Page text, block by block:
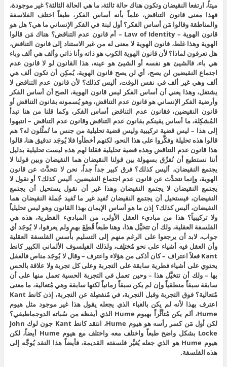
ميتاً، ارتفعا النقيضان وتكون هناك حالة ثالثة، ما هي الحالة الثالثة؟ غير موجودة،
فهذا معنى قانون التناقض، علماً بأنه أساس الفكر، طبعاً اختلف الفلاسفة
والمناطقة وقالوا مَن أساس الفكر؟ أول لبنة في الفكر الإنساني ما هي؟ هل هو
قانون الهوية – Law of Identity – أم قانون عدم التناقض؟ هناك مَن قالوا
الهوية وهذا غلط، قانون الهوية لا معنى له من غير الاستناد إلى قانون التناقض،
هل تعرفون لماذا؟ لأن قانون الهوية الكوب هو ذاته وأنا ذاتي وألف هي ألف وباء
هي باء، فالشيئ هو نفسه أو الشيئ هو عينه، هذا القانون لو لا قانون عدم
اجتماع النقيضين لن يصح، أي لن يصح قانون الهوية، يُمكِن أن تكون ألف هي
ألف وهي غير ألف في نفس الوقت، أليس كذلك؟ لأن قانون عدم التناقض لا
يشتغل، وهذا يعني أن أساس الفكر ليس قانون الهوية، الصح أن أساس الفكر
وأرضية الفكر الإنساني هو قانون عدم التناقض، وهو يُسمونه بقانون التناقض أو
قانون النقيضين، فقانون عدم التناقض أساس الفكر، وكما قلنا من هنا تبدأ
المُشكِلة، ما أساس يقينكم بقانون عدم التناقض وقانون عدم التناقض – انتبهوا
إلى هذا – ليس قضية تركيبية وليس قضية تحليلية من جنس ما تُمثِّلون له؟ هم
قالوا هذه تحليلة وفكَّروا على هذا النحو، لكنهم أخطأوا فلا يُوجَد تدقيق هنا، قالوا
هذا قانون عدم التناقض وهذه قضية تحليلية فقلنا لهم هذه ليست تحليلية بدليل
أننا نستطيع أن نُفرِّق بسهولة بين قولنا النقيضان هما النقيضان وبين قولنا لا
يجتمع النقيضان، أليس كذلك؟ فرق كبير جداً جداً، نحن لا نتحدَّث عن قانون
الهوية، وإنما نتحدَّث عن قانون عدم اجتماع النقيضين، أليس كذلك؟ أو نقول لا
يجتمع النقيضان لا يجتمع النقيضان وهذا غير أن نقول يستحيل أن يجتمع
النقيضان، فيستحيل أن يجتمع النقيضان تُفيد غير ما تُفيد جُملة النقيضان هما
النقيضان، أليس كذلك؟ إذن ما هو أساس الإيمان بهذا القانون وهو ليس تحليلياً
ولا تركيبياً؟ هذا من مباديء العقل الأولى، من المباديء الفطرية، هذه هي
الفلسفة العقلية، ولك أن تتخيَّل هذا، وهنا طبعاً قُطِعَ بهم ولم يعرفوا، لا يُوجَد أي
جواب، لابد أن يرجعوا على الرغم منهم إلى التسليم بأُسس الفلسفة العقلية
وأن العقل فيه أشياء على نحو مُختلِف، ولذلك الفيلسوف الألماني الكبير كانط
Kant فعلاً اعتراف – كان أذكى من هؤلاء واعترف – وقال لا يُوجَد مناص فالعقل
يحتوي على أشياء فطرية سابقة على التجربة وعلى كل تجربة ولا علاقة بالحس
بها – ولك أن تتخيَّل هذا – وحين تعمل في التجربة الحسية تعمل منها على أن
سابقة سبقاً منطقياً وإن لم يكن سبقاً زمانياً لكنها سابقة وهي مُتعالية، ما معنى
مُتعالية؟ فوق التجربة وقبل التجربة، في مُنفصِلة عن التجربة، إذن كانط Kant
اعترف بهذا لأنه لم يكن بالغباء الذي يجعله يقول هذا غير موجود مثل هيوم
Hume، ألم يكن مُتأثِّراً بهيوم Hume الذي أيقظه من سُباته الدوجماطيقي؟
لكن أول مَن كسر رأسه هو هيوم Hume، انتقد كانط Kant جون لوك John
Locke بشكل واضح طبعاً واختلف معه واختلف مع هيوم Hume أيضاً، لكن
هيوم Hume هو الذي جعله يُغيِّر فلسفته القديمة، فأيضاً هذا النقد يُوجَّه إلى
هذه الفلسفة.